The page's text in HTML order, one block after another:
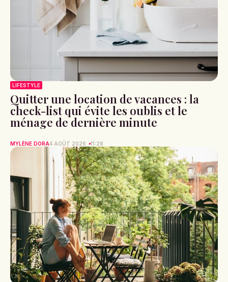
LIFESTYLE
Quitter une location de vacances : la
check-list qui évite les oublis et le
ménage de dernière minute
MYLÈNE DORA4 AOÛT 2026 11:28